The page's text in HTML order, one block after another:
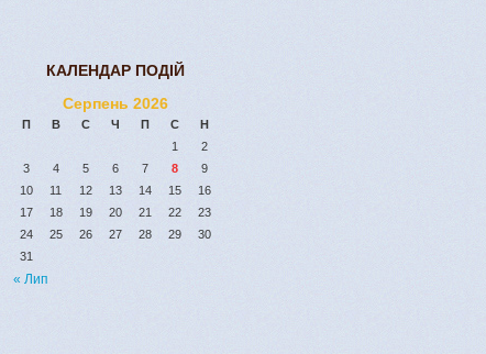
КАЛЕНДАР ПОДІЙ
Серпень 2026
П В С Ч П С Н
« Лип
1
2
3
4 5 6 7 8
9
10
11 12 13 14 15
16
17
18 19 20 21 22
23
24
25 26 27 28 29
30
31